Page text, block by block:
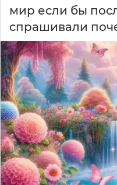
мир если бы
спрашивали